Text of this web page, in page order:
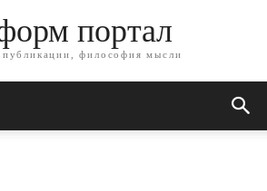
портал
философия мысли